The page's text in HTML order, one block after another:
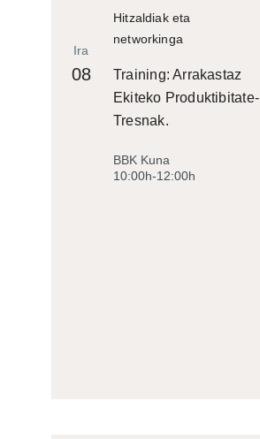
Hitzaldiak eta
networkinga
Ira
08
Training: Arrakastaz
Ekiteko Produktibitate-
Tresnak.
BBK Kuna
10:00h-12:00h